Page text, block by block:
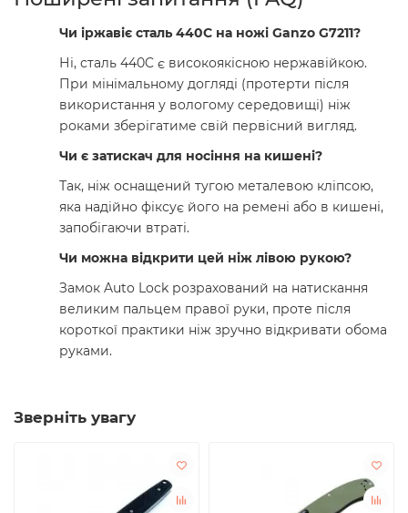
Чи іржавіє сталь 440C на ножі Ganzo G7211?
Ні, сталь 440C є високоякісною нержавійкою.
При мінімальному догляді (протерти після
використання у вологому середовищі) ніж
роками зберігатиме свій первісний вигляд.
Чи є затискач для носіння на кишені?
Так, ніж оснащений тугою металевою кліпсою,
яка надійно фіксує його на ремені або в кишені,
запобігаючи втраті.
Чи можна відкрити цей ніж лівою рукою?
Замок Auto Lock розрахований на натискання
великим пальцем правої руки, проте після
короткої практики ніж зручно відкривати обома
руками.
Зверніть увагу